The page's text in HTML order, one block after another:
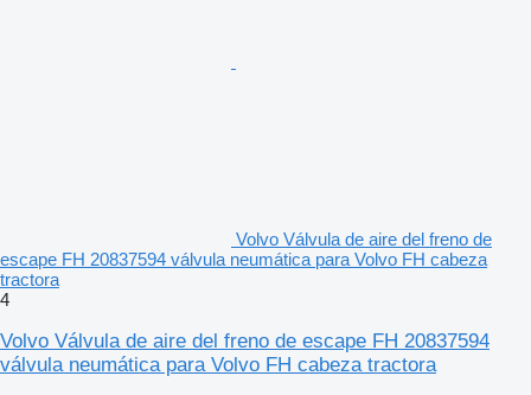
Volvo Válvula de aire del freno de
escape FH 20837594 válvula neumática para Volvo FH cabeza
tractora
4
Volvo Válvula de aire del freno de escape FH 20837594
válvula neumática para Volvo FH cabeza tractora